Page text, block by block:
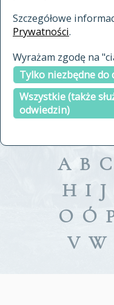
Szczegółowe
Prywatności.
Wyrażam zgodę na
Tylko niezbędne do
Wszystkie (także
odwiedzin)
indeksie
a
A B C
H I J
O Ó
V W